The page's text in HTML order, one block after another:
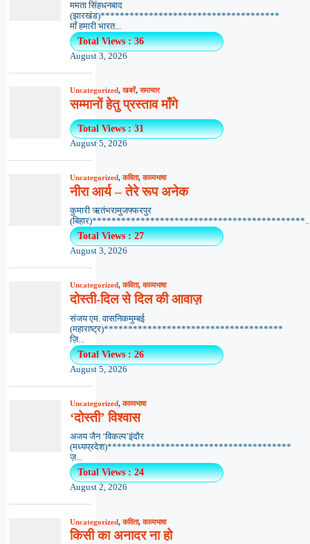
ममता सिंहधनबाद
(झारखंड)*************************************
माँ हमारी भारत...
Total Views : 36
August 3, 2026
Uncategorized,खबरें,समाचार
सम्मानों हेतु प्रस्ताव माँगे
Total Views : 31
August 5, 2026
Uncategorized,कविता,काव्यभाषा
नीरा आर्य – तेरे रूप अनेक
कुमारी ऋतंभरामुजफ्फरपुर
Total Views : 27
August 3, 2026
Uncategorized,कविता,काव्यभाषा
दोस्ती-दिल से दिल की आवाज़
संजय एम. वासनिकमुम्बई
(महाराष्ट्र)*************************************
ज़ि...
Total Views : 26
August 5, 2026
Uncategorized,काव्यभाषा
‘दोस्ती’ विश्वास
अजय जैन ‘विकल्प’इंदौर
(मध्यप्रदेश)**************************************
ज़...
Total Views : 24
August 2, 2026
Uncategorized,कविता,काव्यभाषा
किसी का अनादर ना हो